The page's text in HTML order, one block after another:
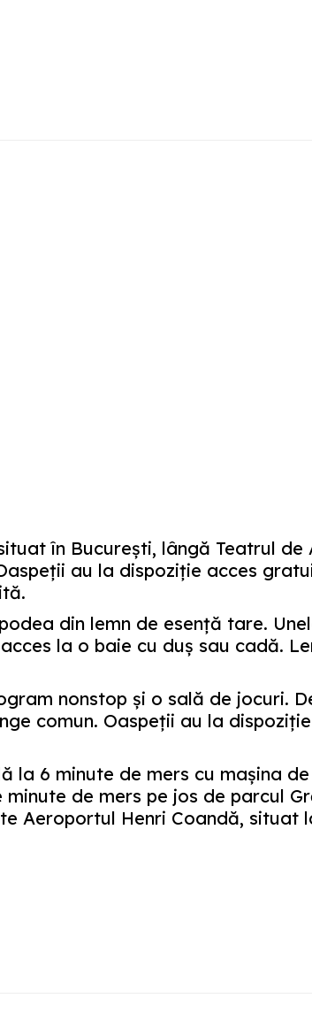
în Bucureşti, lângă Teatrul
au la dispoziţie acces
din lemn de esenţă tare.
la o baie cu duş sau cadă.
nonstop şi o sală de jocuri.
comun. Oaspeţii au la
la 6 minute de mers cu maşina
de mers pe jos de parcul
Aeroportul Henri Coandă, situat